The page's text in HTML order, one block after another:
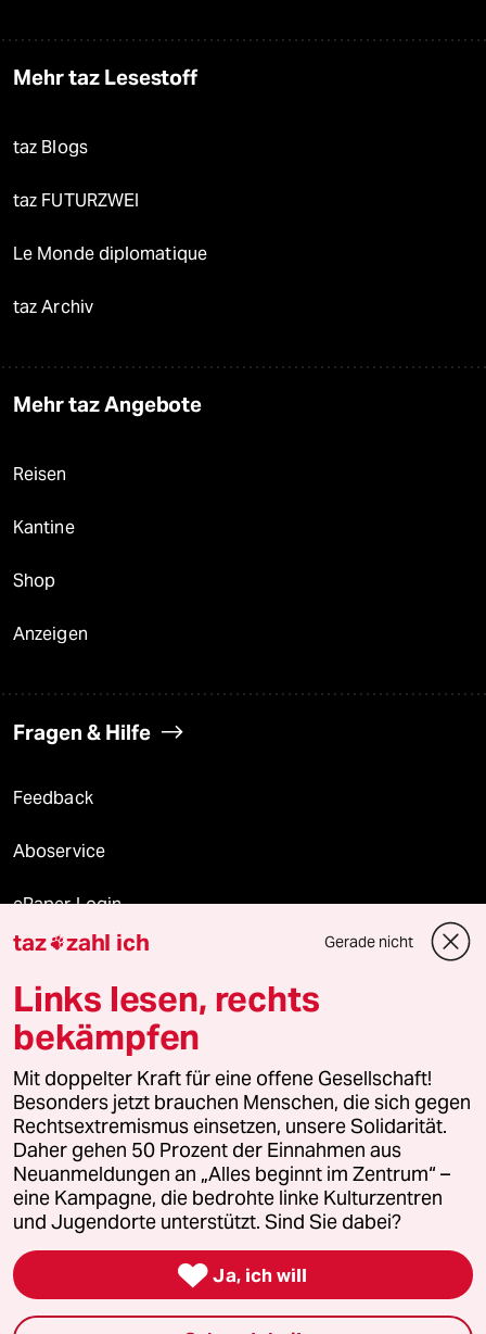
Mehr taz Lesestoff
taz Blogs
taz FUTURZWEI
Le Monde diplomatique
taz Archiv
Mehr taz Angebote
Reisen
Kantine
Shop
Anzeigen
Fragen & Hilfe
Feedback
Aboservice
ePaper Login
Downloads für Abonnierende
© 2026 taz Verlags und Vertriebs GmbH
Alle Rechte vorbehalten. Bei rechtlichen Fragen oder für Genehmigungen
wenden Sie sich bitte an
lizenzen@taz.de
Feedback Redaktionsstatut Kommune-Richtlinien
Leitlinie Informant Datenschutz Impressum AGB
Seitenwende Einwilligungen widerrufen (Ads)
taz zahl ich Gerade nicht
Links lesen, rechts
bekämpfen
Mit doppelter Kraft für eine offene Gesellschaft!
Besonders jetzt brauchen Menschen, die sich gegen
Rechtsextremismus einsetzen, unsere Solidarität.
Daher gehen 50 Prozent der Einnahmen aus
Neuanmeldungen an „Alles beginnt im Zentrum“ –
eine Kampagne, die bedrohte linke Kulturzentren
und Jugendorte unterstützt. Sind Sie dabei?
 Ja, ich will